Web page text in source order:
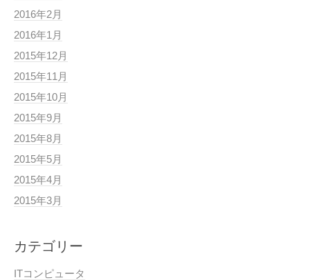
2016年2月
2016年1月
2015年12月
2015年11月
2015年10月
2015年9月
2015年8月
2015年5月
2015年4月
2015年3月
カテゴリー
ITコンピュータ